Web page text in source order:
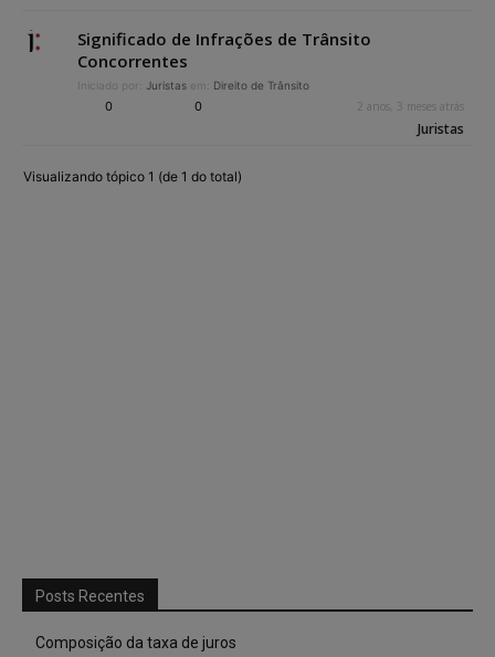
Significado de Infrações de Trânsito
Concorrentes
Iniciado por: Juristas em: Direito de Trânsito
0 0 2 anos, 3 meses atrás
Juristas
Visualizando tópico 1 (de 1 do total)
Posts Recentes
Composição da taxa de juros